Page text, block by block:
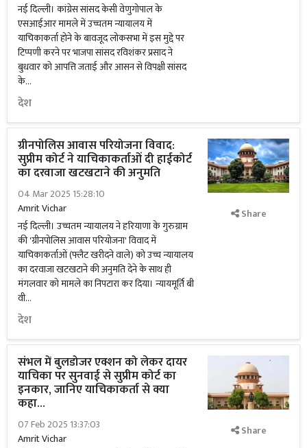
नई दिल्ली। कांग्रेस सांसद केसी वेणुगोपाल के
एसआईआर मामले में उच्चतम न्यायालय में
याचिकाकर्ता होने के बावजूद लोकसभा में इस मुद्दे पर
टिप्पणी करने पर भाजपा सांसद रविशंकर प्रसाद ने
बुधवार को आपत्ति जताई और आसन से विपक्षी सांसद
के...
देश
ग्रीनपोलिस आवास परियोजना विवाद:
सुप्रीम कोर्ट ने याचिकाकर्ताओं दी हाईकोर्ट
का दरवाजा खटखटाने की अनुमति
04 Mar 2025 15:28:10
Amrit Vichar
नई दिल्ली। उच्चतम न्यायालय ने हरियाणा के गुरुग्राम
की 'ग्रीनपोलिस आवास परियोजना' विवाद में
याचिकाकर्ताओं (फ्लैट खरीदने वाले) को उच्च न्यायालय
का दरवाजा खटखटाने की अनुमति देने के साथ ही
मंगलवार को मामले का निपटारा कर दिया। न्यायमूर्ति बी
वी...
देश
Share
संभल में बुलडोजर एक्शन को लेकर दायर
याचिका पर सुनवाई से सुप्रीम कोर्ट का
इनकार, जानिए याचिकाकर्ता से क्या
कहा...
07 Feb 2025 13:37:03
Amrit Vichar
Share